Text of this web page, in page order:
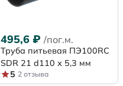
495,6 ₽ /пог.м.
Труба питьевая ПЭ100RC
SDR 21 d110 х 5,3 мм
5 2 отзыва